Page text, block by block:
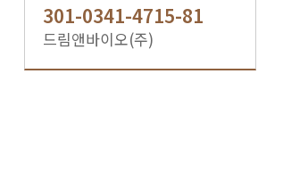
301-0341-4715-81
드림앤바이오(주)